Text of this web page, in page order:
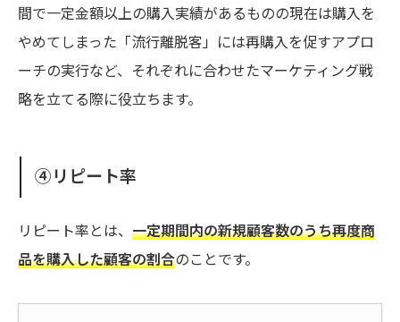
間で一定金額以上の購入実績があるものの現在は購入を
やめてしまった「流行離脱客」には再購入を促すアプロ
ーチの実行など、それぞれに合わせたマーケティング戦
略を立てる際に役立ちます。
④リピート率
リピート率とは、 一定期間内の新規顧客数のうち再度商
品を購入した顧客の割合のことです。